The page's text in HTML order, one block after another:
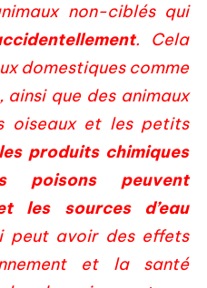
non-ciblés qui
. Cela
domestiques comme
que des animaux
oiseaux et les petits
les produits chimiques
poisons peuvent
les sources d’eau
peut avoir des effets
et la santé